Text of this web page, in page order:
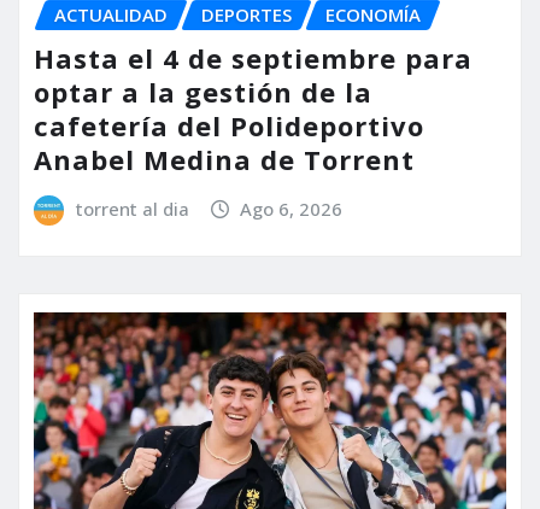
ACTUALIDAD DEPORTES ECONOMÍA
Hasta el 4 de septiembre para
optar a la gestión de la
cafetería del Polideportivo
Anabel Medina de Torrent
torrent al dia Ago 6, 2026